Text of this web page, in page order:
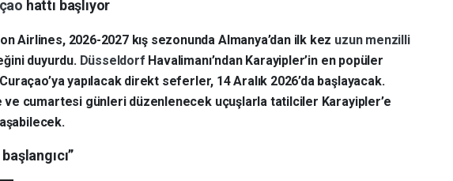
hattı başlıyor
Airlines, 2026-2027 kış sezonunda Almanya’dan ilk kez uzun menzilli
duyurdu. Düsseldorf Havalimanı’ndan Karayipler’in en popüler
yapılacak direkt seferler, 14 Aralık 2026’da başlayacak.
ve cumartesi günleri düzenlenecek uçuşlarla tatilciler Karayipler’e